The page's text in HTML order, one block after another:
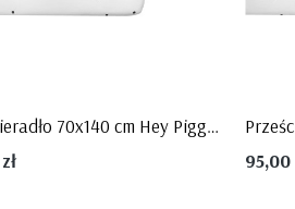
STRIPES
Prześcieradło 70x140 cm Hey Piggy - Bellamy
95,00